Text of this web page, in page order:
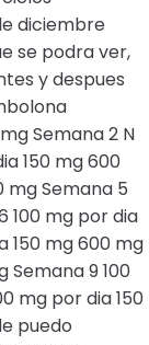
diciembre
se podra ver,
y despues
Semana 2 N
150 mg 600
mg Semana 5
100 mg por dia
150 mg 600 mg
Semana 9 100
mg por dia 150
puedo